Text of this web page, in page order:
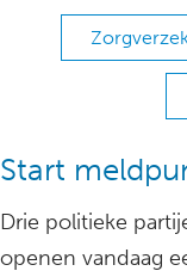
Start
Drie politieke
openen vandaag